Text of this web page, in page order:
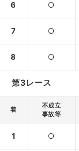
6 ○
7 ○
8 ○
第3レース
着
不成立
事故等
1 ○